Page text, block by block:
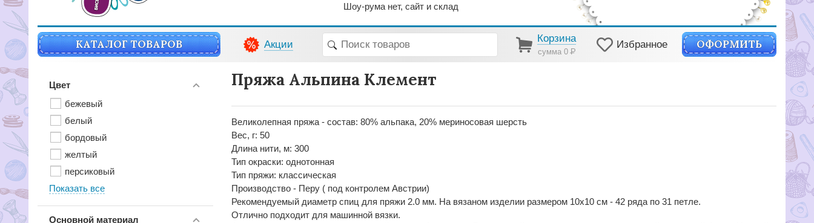
Шоу-рума нет, сайт и склад
КАТАЛОГ ТОВАРОВ Акции
Корзина
сумма 0Р
Избранное ОФОРМИТЬ
Цвет
бежевый
белый
бордовый
желтый
персиковый
Показать все
Основной материал
Пряжа Альпина Клемент
Великолепная пряжа - состав: 80% альпака, 20% мериносовая шерсть
Вес, г: 50
Длина нити, м: 300
Тип окраски: однотонная
Тип пряжи: классическая
Производство - Перу ( под контролем Австрии)
Рекомендуемый диаметр спиц для пряжи 2.0 мм. На вязаном изделии размером 10х10 см - 42 ряда по 31 петле.
Отлично подходит для машинной вязки.